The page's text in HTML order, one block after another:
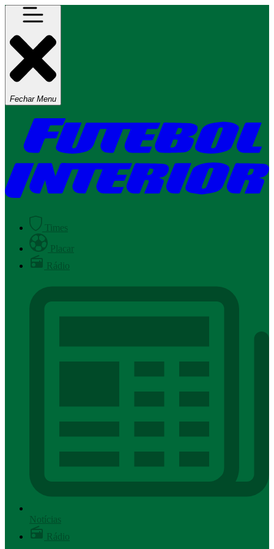
Fechar Menu
Times
Placar
Rádio
Notícias
Rádio